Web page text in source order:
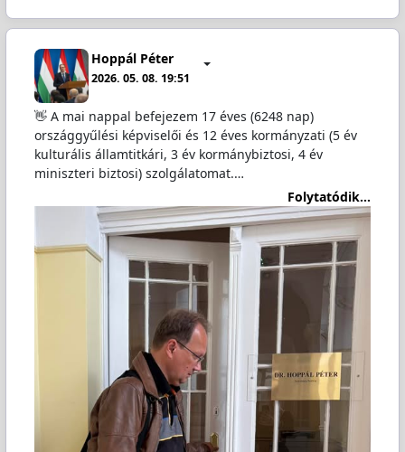
Hoppál Péter
2026. 05. 08. 19:51
👋 A mai nappal befejezem 17 éves (6248 nap)
országgyűlési képviselői és 12 éves kormányzati (5 év
kulturális államtitkári, 3 év kormánybiztosi, 4 év
miniszteri biztosi) szolgálatomat.…
Folytatódik...